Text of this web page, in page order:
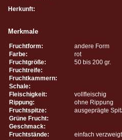
Herkunft:
Merkmale
Fruchtform:
andere Form
Farbe:
rot
Fruchtgröße:
50 bis 200 gr.
Fruchtreife:
Fruchtkammern:
Schale:
Fleischigkeit:
vollfleischig
Rippung:
ohne Rippung
Fruchtspitze:
ausgeprägte
Grüne Frucht:
Geschmack:
Fruchtstände:
einfach verzweigt